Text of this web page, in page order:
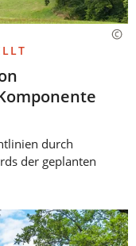
durch
der geplanten